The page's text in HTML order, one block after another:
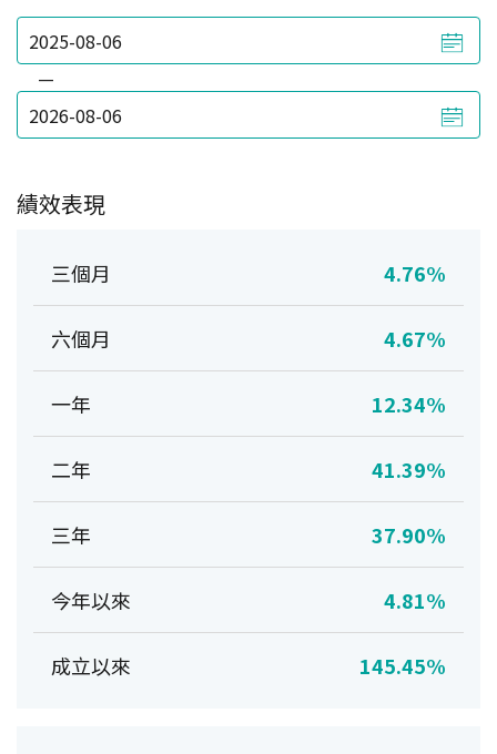
—
績效表現
三個月 4.76%
六個月 4.67%
一年 12.34%
二年 41.39%
三年 37.90%
今年以來 4.81%
成立以來 145.45%